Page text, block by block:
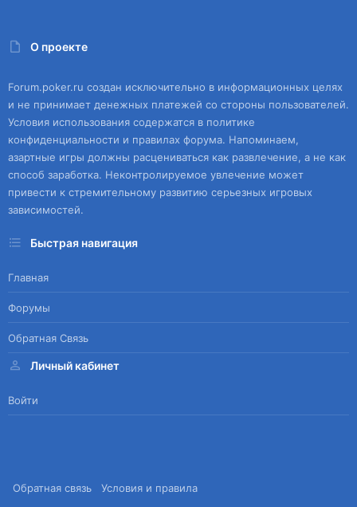
О проекте
Forum.poker.ru создан исключительно в информационных целях
и не принимает денежных платежей со стороны пользователей.
Условия использования содержатся в политике
конфиденциальности и правилах форума. Напоминаем,
азартные игры должны расцениваться как развлечение, а не как
способ заработка. Неконтролируемое увлечение может
привести к стремительному развитию серьезных игровых
зависимостей.
Быстрая навигация
Главная
Форумы
Обратная Связь
Личный кабинет
Войти
Обратная связь
Условия и правила